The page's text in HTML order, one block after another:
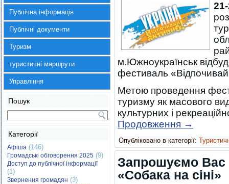
Публічна інформація
Публічні документи
Туризм
туристичні маршрути
Управління
Пошук
Категорії
Афіша (146)
Громадські обговорення 2025 (9)
Доступ до публічної інформації
(1)
Звернення громадян (3)
м.Южноукраїнськ
фестиваль
Метою проведення
туризму як масового
культурних і
Продовження →
Опубліковано в категорії:
Запрошуємо Вас
«Собака на сіні»